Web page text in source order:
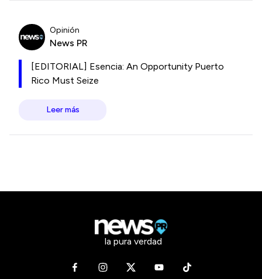
Opinión
News PR
[EDITORIAL] Esencia: An Opportunity Puerto
Rico Must Seize
Leer más
la pura verdad